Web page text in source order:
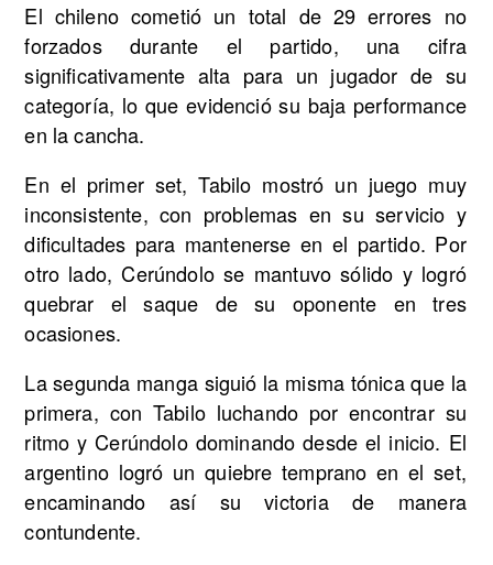
El chileno cometió un total de 29 errores no
forzados durante el partido, una cifra
significativamente alta para un jugador de su
categoría, lo que evidenció su baja performance
en la cancha.
En el primer set, Tabilo mostró un juego muy
inconsistente, con problemas en su servicio y
dificultades para mantenerse en el partido. Por
otro lado, Cerúndolo se mantuvo sólido y logró
quebrar el saque de su oponente en tres
ocasiones.
La segunda manga siguió la misma tónica que la
primera, con Tabilo luchando por encontrar su
ritmo y Cerúndolo dominando desde el inicio. El
argentino logró un quiebre temprano en el set,
encaminando así su victoria de manera
contundente.